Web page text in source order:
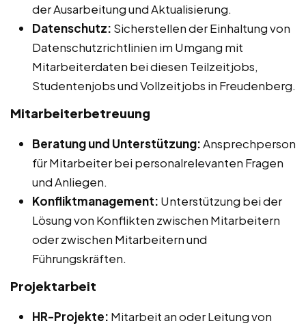
der Ausarbeitung und Aktualisierung.
Datenschutz: Sicherstellen der Einhaltung von
Datenschutzrichtlinien im Umgang mit
Mitarbeiterdaten bei diesen Teilzeitjobs,
Studentenjobs und Vollzeitjobs in Freudenberg.
Mitarbeiterbetreuung
Beratung und Unterstützung:Ansprechperson
für Mitarbeiter bei personalrelevanten Fragen
und Anliegen.
Konfliktmanagement: Unterstützung bei der
Lösung von Konflikten zwischen Mitarbeitern
oder zwischen Mitarbeitern und
Führungskräften.
Projektarbeit
HR-Projekte: Mitarbeit an oder Leitung von